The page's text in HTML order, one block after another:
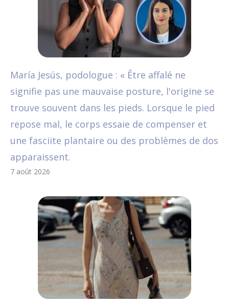
María Jesús, podologue : « Être affalé ne
signifie pas une mauvaise posture, l'origine se
trouve souvent dans les pieds. Lorsque le pied
repose mal, le corps essaie de compenser et
une fasciite plantaire ou des problèmes de dos
apparaissent.
7 août 2026